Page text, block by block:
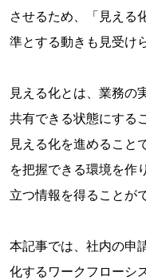
させるため、「見える
準とする動きも見受け
見える化とは、業務の
共有できる状態にする
見える化を進めること
を把握できる環境を作
立つ情報を得ることが
本記事では、社内の申
化するワークフローシ